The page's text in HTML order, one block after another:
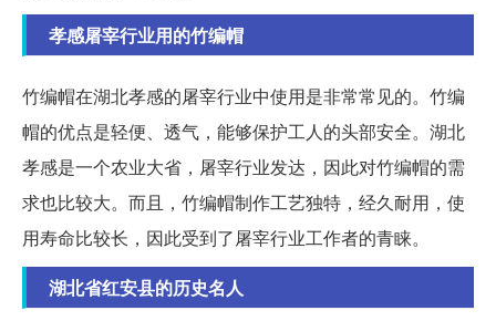
孝感屠宰行业用的竹编帽
竹编帽在湖北孝感的屠宰行业中使用是非常常见的。竹编
帽的优点是轻便、透气，能够保护工人的头部安全。湖北
孝感是一个农业大省，屠宰行业发达，因此对竹编帽的需
求也比较大。而且，竹编帽制作工艺独特，经久耐用，使
用寿命比较长，因此受到了屠宰行业工作者的青睐。
湖北省红安县的历史名人